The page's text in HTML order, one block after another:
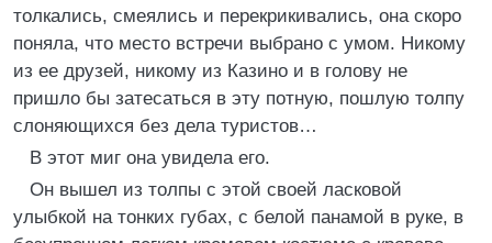
толкались, смеялись и перекрикивались, она скоро
поняла, что место встречи выбрано с умом. Никому
из ее друзей, никому из Казино и в голову не
пришло бы затесаться в эту потную, пошлую толпу
слоняющихся без дела туристов…
В этот миг она увидела его.
Он вышел из толпы с этой своей ласковой
улыбкой на тонких губах, с белой панамой в руке, в